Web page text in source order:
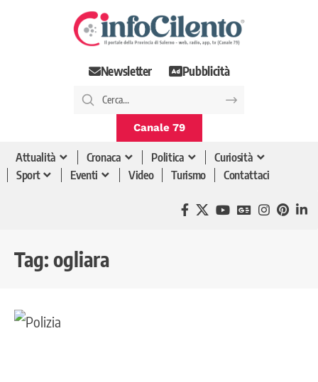
Newsletter Pubblicità
Canale 79
Attualità Cronaca Politica
Curiosità
Sport
Eventi Video Turismo Contattaci
Tag: ogliara